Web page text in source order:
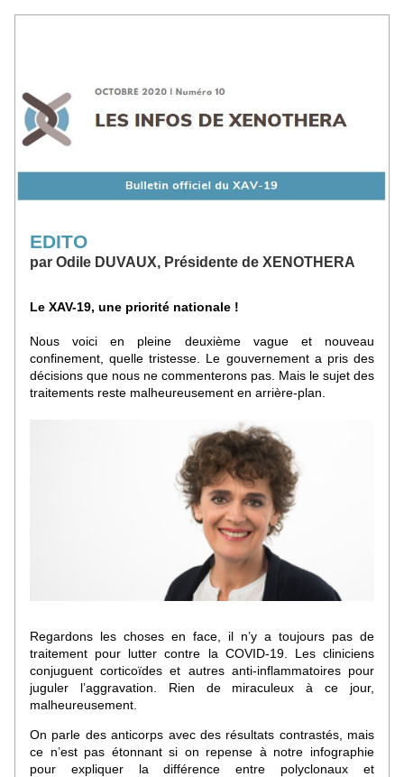
EDITO
par Odile DUVAUX, Présidente de XENOTHERA
Le XAV-19, une priorité nationale !
Nous voici en pleine deuxième vague et nouveau
confinement, quelle tristesse. Le gouvernement a pris des
décisions que nous ne commenterons pas. Mais le sujet des
traitements reste malheureusement en arrière-plan.
Regardons les choses en face, il n’y a toujours pas de
traitement pour lutter contre la COVID-19. Les cliniciens
conjuguent corticoïdes et autres anti-inflammatoires pour
juguler l’aggravation. Rien de miraculeux à ce jour,
malheureusement.
On parle des anticorps avec des résultats contrastés, mais
ce n’est pas étonnant si on repense à notre infographie
pour expliquer la différence entre polyclonaux et